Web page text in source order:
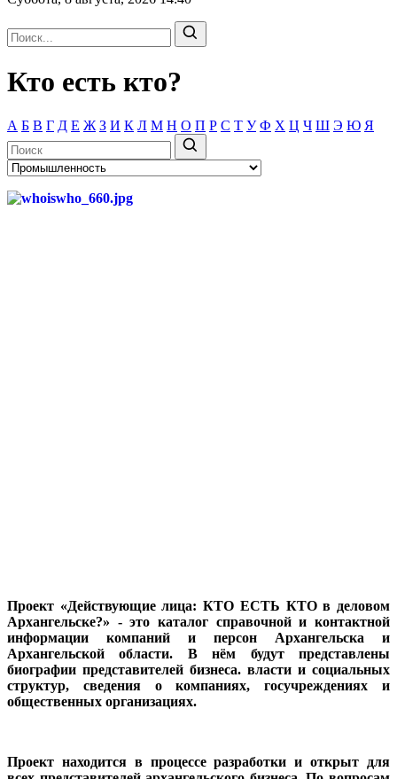
Кто есть кто?
А Б В Г Д Е Ж З И К Л М Н О П Р С Т У Ф Х Ц Ч Ш Э Ю Я
Проект «Действующие лица: КТО ЕСТЬ КТО в деловом
Архангельске?» - это каталог справочной и контактной
информации компаний и персон Архангельска и
Архангельской области. В нём будут представлены
биографии представителей бизнеса. власти и социальных
структур, сведения о компаниях, госучреждениях и
общественных организациях.
Проект находится в процессе разработки и открыт для